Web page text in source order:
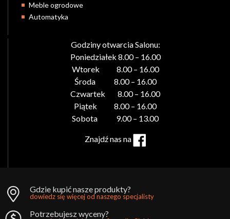
Meble ogrodowe
Automatyka
Godziny otwarcia Salonu:
Poniedziałek 8.00 – 16.00
Wtorek 8.00 – 16.00
Środa 8.00 – 16.00
Czwartek 8.00 – 16.00
Piątek 8.00 – 16.00
Sobota 9.00 – 13.00
Znajdź nas na
Gdzie kupić nasze produkty?
dowiedz się więcej od naszego specjalisty
Potrzebujesz wyceny?